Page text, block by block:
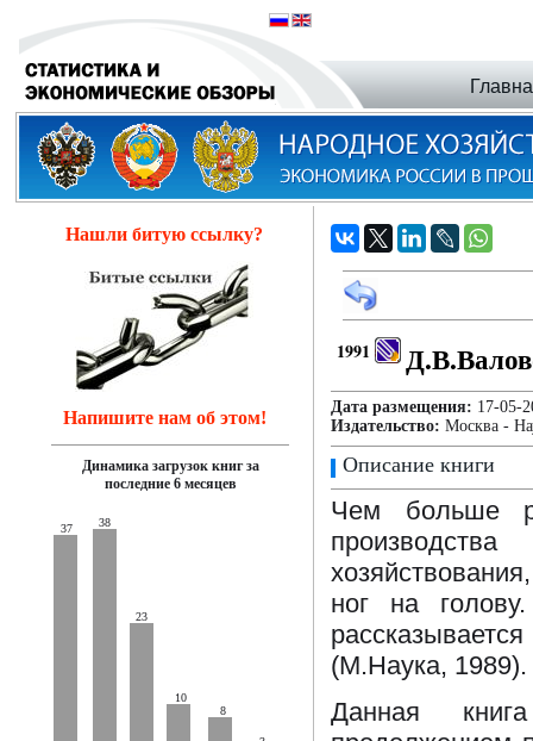
Нашли битую ссылку?
Напишите нам об этом!
Динамика загрузок книг за
последние 6 месяцев
37 38
23
10
8
1991
Дата размещения: 17-
Издательство: Москва -
Описание книги
Чем больше
ног на
(М.Наука, 1989).
Данная